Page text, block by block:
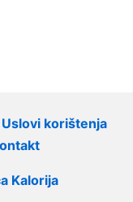
Uslovi korištenja
Kalorija